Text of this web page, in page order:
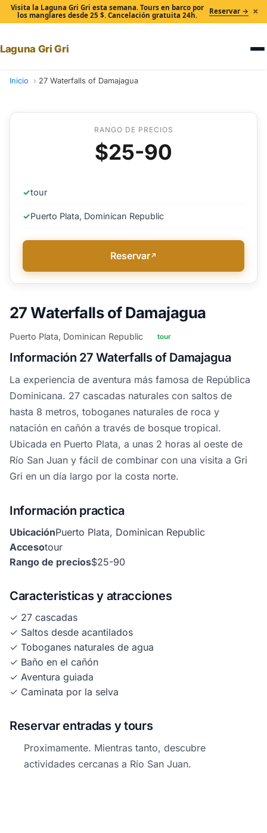
Visita la Laguna Gri Gri esta semana. Tours en barco por
los manglares desde 25 $. Cancelación gratuita 24h.
Reservar → ×
Laguna Gri Gri
Inicio 27 Waterfalls of Damajagua
27 Waterfalls of Damajagua
Puerto Plata, Dominican Republic tour
Información 27 Waterfalls of Damajagua
La experiencia de aventura más famosa de República
Dominicana. 27 cascadas naturales con saltos de
hasta 8 metros, toboganes naturales de roca y
natación en cañón a través de bosque tropical.
Ubicada en Puerto Plata, a unas 2 horas al oeste de
Río San Juan y fácil de combinar con una visita a Gri
Gri en un día largo por la costa norte.
Información practica
UbicaciónPuerto Plata, Dominican Republic
Accesotour
Rango de precios$25-90
Caracteristicas y atracciones
✓ 27 cascadas
✓ Saltos desde acantilados
✓ Toboganes naturales de agua
✓ Baño en el cañón
✓ Aventura guiada
✓ Caminata por la selva
Reservar entradas y tours
Proximamente. Mientras tanto, descubre
actividades cercanas a Río San Juan.
RANGO DE PRECIOS
$25-90
✓tour
✓Puerto Plata, Dominican Republic
Reservar↗